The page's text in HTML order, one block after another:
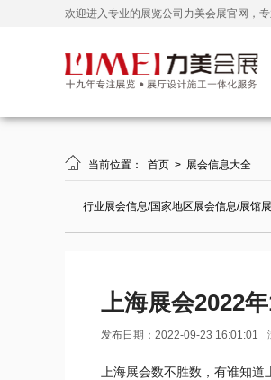
欢迎进入专业的展览公司力美会展官网，
 当前位置： 首页 > 展会信息大全
行业展会信息/国家地区展会信息/展馆
上海展会2022
发布日期：2022-09-23 16:01:01
上海展会数不胜数，有谁知